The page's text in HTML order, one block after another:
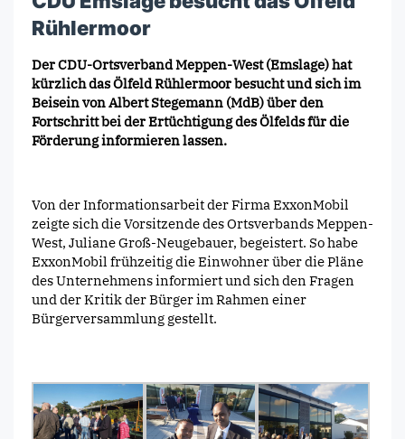
Rühlermoor
Der CDU-Ortsverband Meppen-West (Emslage) hat
kürzlich das Ölfeld Rühlermoor besucht und sich im
Beisein von Albert Stegemann (MdB) über den
Fortschritt bei der Ertüchtigung des Ölfelds für die
Förderung informieren lassen.
Von der Informationsarbeit der Firma ExxonMobil
zeigte sich die Vorsitzende des Ortsverbands Meppen-
West, Juliane Groß-Neugebauer, begeistert. So habe
ExxonMobil frühzeitig die Einwohner über die Pläne
des Unternehmens informiert und sich den Fragen
und der Kritik der Bürger im Rahmen einer
Bürgerversammlung gestellt.